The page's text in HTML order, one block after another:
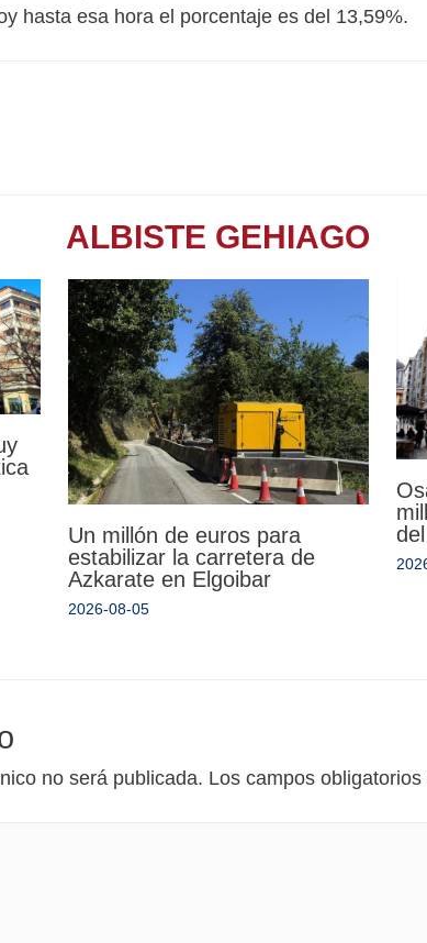
hasta esa hora el porcentaje es del 13,59%.
ALBISTE GEHIAGO
Un millón de euros para
estabilizar la carretera de
Azkarate en Elgoibar
2026-08-05
no será publicada. Los campos